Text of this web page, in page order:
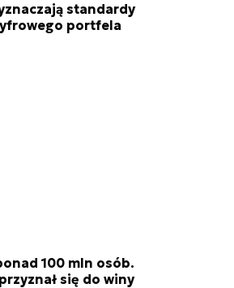
standardy
portfela
100 mln osób.
się do winy